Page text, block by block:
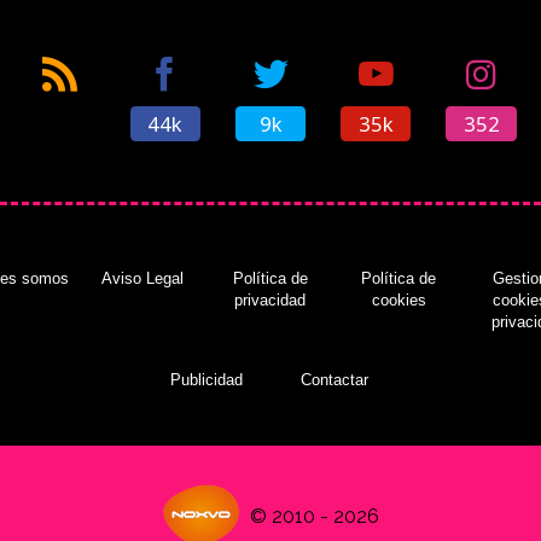
44k 9k 35k 352
somos Aviso Legal
Política de
privacidad
Política de
cookies
Publicidad Contactar
© 2010 - 2026